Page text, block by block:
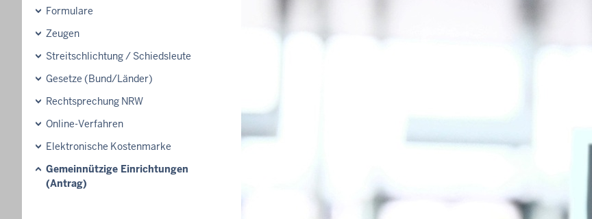
Formulare
Zeugen
Streitschlichtung / Schiedsleute
Gesetze (Bund/Länder)
Rechtsprechung NRW
Online-Verfahren
Elektronische Kostenmarke
Gemeinnützige Einrichtungen
(Antrag)